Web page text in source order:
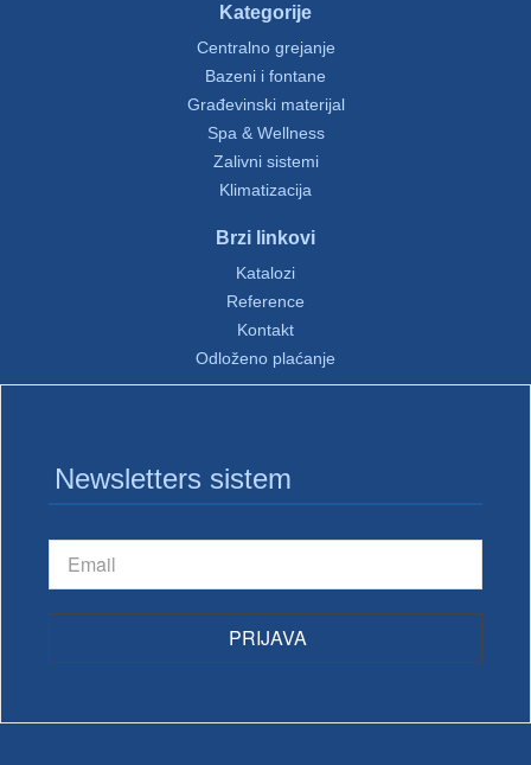
Kategorije
Centralno grejanje
Bazeni i fontane
Građevinski materijal
Spa & Wellness
Zalivni sistemi
Klimatizacija
Brzi linkovi
Katalozi
Reference
Kontakt
Odloženo plaćanje
Newsletters sistem
PRIJAVA